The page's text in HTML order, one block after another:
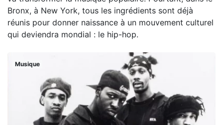
Bronx, à New York, tous les ingrédients sont déjà
réunis pour donner naissance à un mouvement culturel
qui deviendra mondial : le hip-hop.
Musique